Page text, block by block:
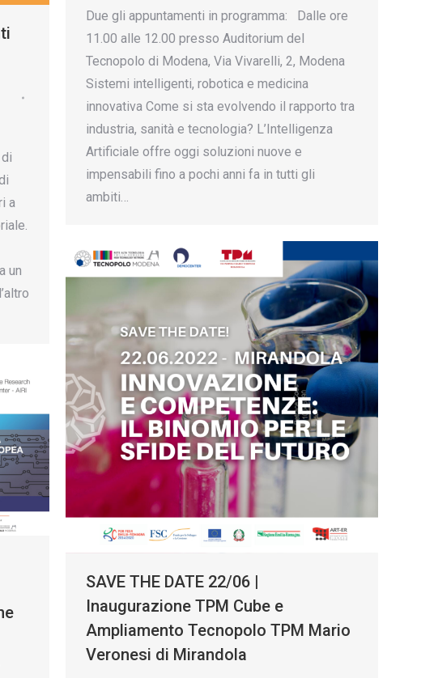
Due gli appuntamenti in programma: Dalle ore
11.00 alle 12.00 presso Auditorium del
Tecnopolo di Modena, Via Vivarelli, 2, Modena
Sistemi intelligenti, robotica e medicina
innovativa Come si sta evolvendo il rapporto tra
industria, sanità e tecnologia? L’Intelligenza
Artificiale offre oggi soluzioni nuove e
impensabili fino a pochi anni fa in tutti gli
ambiti…
a
un
SAVE THE DATE 22/06 |
Inaugurazione TPM Cube e
Ampliamento Tecnopolo TPM Mario
Veronesi di Mirandola